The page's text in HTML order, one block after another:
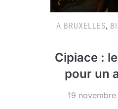
A BRUXELLES,
Cipiace :
pour un
19 novembre